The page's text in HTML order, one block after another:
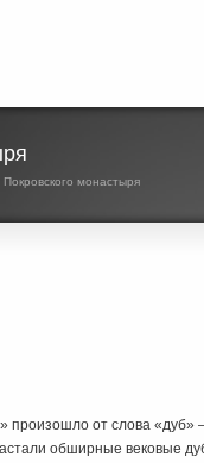
монастыря
произошло от слова
обширные вековые